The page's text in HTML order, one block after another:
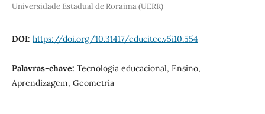
Universidade Estadual de Roraima (UERR)
DOI: https://doi.org/10.31417/educitec.v5i10.554
Palavras-chave: Tecnologia educacional, Ensino,
Aprendizagem, Geometria